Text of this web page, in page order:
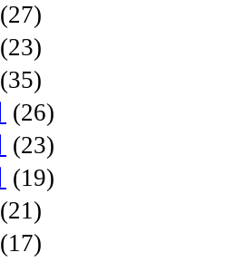
(27)
(23)
(35)
(26)
(23)
(19)
(21)
(17)